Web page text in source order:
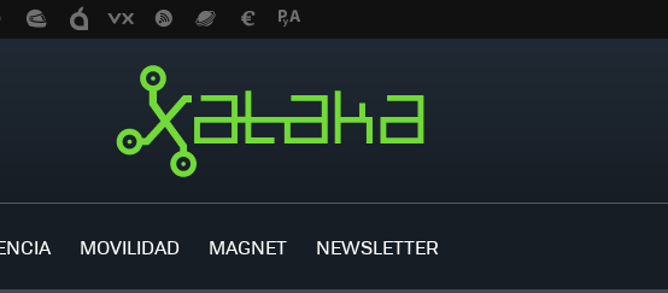
MOVILIDAD MAGNET NEWSLETTER